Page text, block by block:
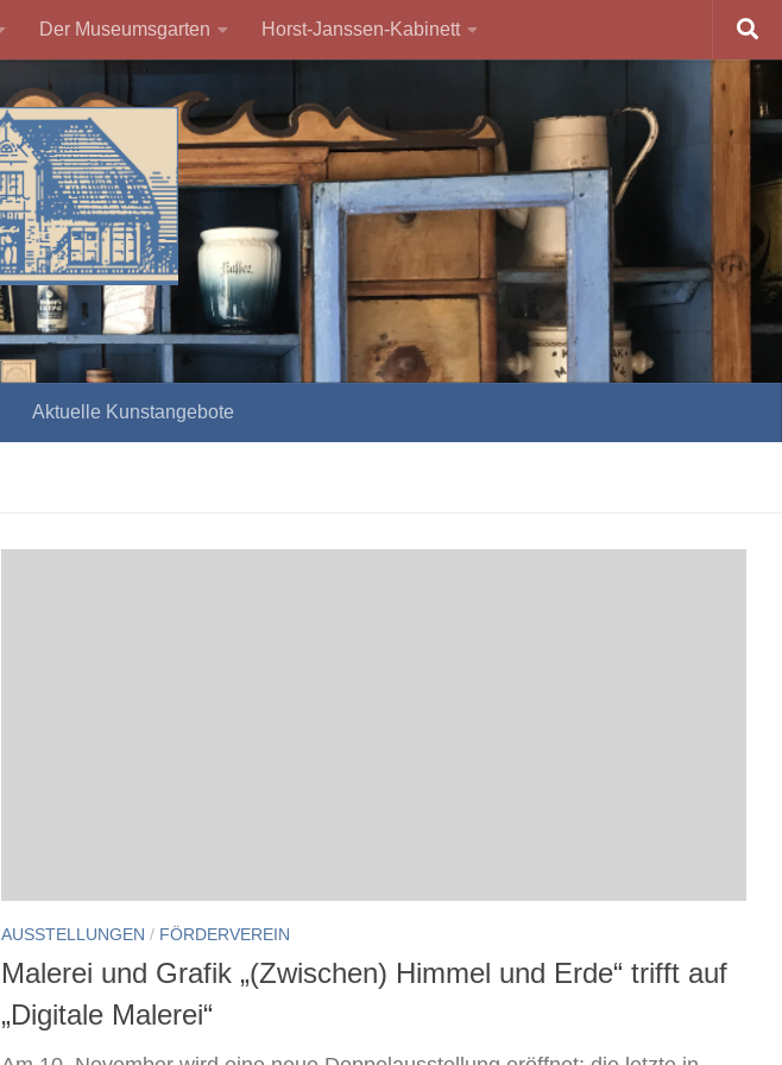
Der Museumsgarten Horst-Janssen-Kabinett
Aktuelle Kunstangebote
AUSSTELLUNGEN / FÖRDERVEREIN
Malerei und Grafik „(Zwischen) Himmel und Erde“ trifft auf
„Digitale Malerei“